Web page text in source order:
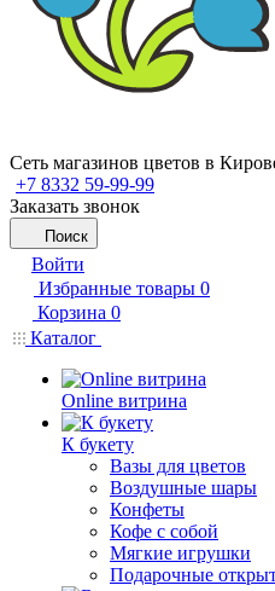
Сеть магазинов цветов в
+7 8332 59-99-99
Заказать звонок
Поиск
Войти
Избранные товары 0
Корзина 0
Каталог
Online витрина
К букету
Вазы для цветов
Воздушные шары
Конфеты
Кофе с собой
Мягкие игрушки
Подарочные